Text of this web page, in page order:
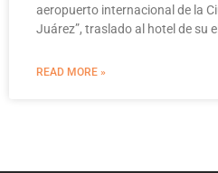
aeropuerto internacional de la
Juárez”, traslado al hotel de su
READ MORE »